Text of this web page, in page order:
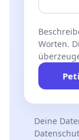
Worten.
Deine